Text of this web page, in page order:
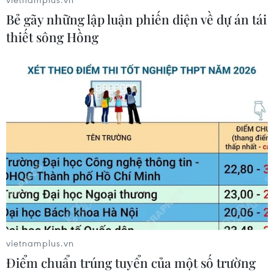
Naver và NVIDIA tăng tốc xây dựng
“Nhà máy AI,” hướng tới doanh thu
từ năm 2027
07/08/2026 13:01
Sân chơi học đường giúp học sinh
rèn kỹ năng sống qua từng bước
07/08/2026 11:38
Thưởng vượt kế hoạch: động lực còn
thiếu cho doanh nghiệp dẫn dắt
07/08/2026 04:01
Bẻ gãy những lập luận phiến diện về dự án tái
thiết sông Hồng
vietnamplus.vn
Điểm chuẩn trúng tuyển của một số trường